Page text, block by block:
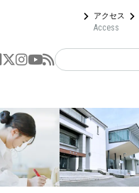
アクセス
Access